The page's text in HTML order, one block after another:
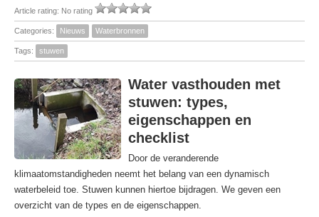
Article rating: No rating
Categories: Nieuws Waterbronnen
Tags: stuwen
Water vasthouden met
stuwen: types,
eigenschappen en
checklist
Door de veranderende
klimaatomstandigheden neemt het belang van een dynamisch
waterbeleid toe. Stuwen kunnen hiertoe bijdragen. We geven een
overzicht van de types en de eigenschappen.